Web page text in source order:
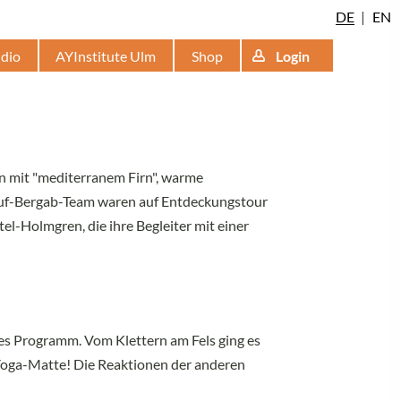
DE EN
AYInstitute Ulm Shop Login
mit "mediterranem Firn", warme
Bergab-Team waren auf Entdeckungstour
Holmgren, die ihre Begleiter mit einer
Programm. Vom Klettern am Fels ging es
Matte! Die Reaktionen der anderen